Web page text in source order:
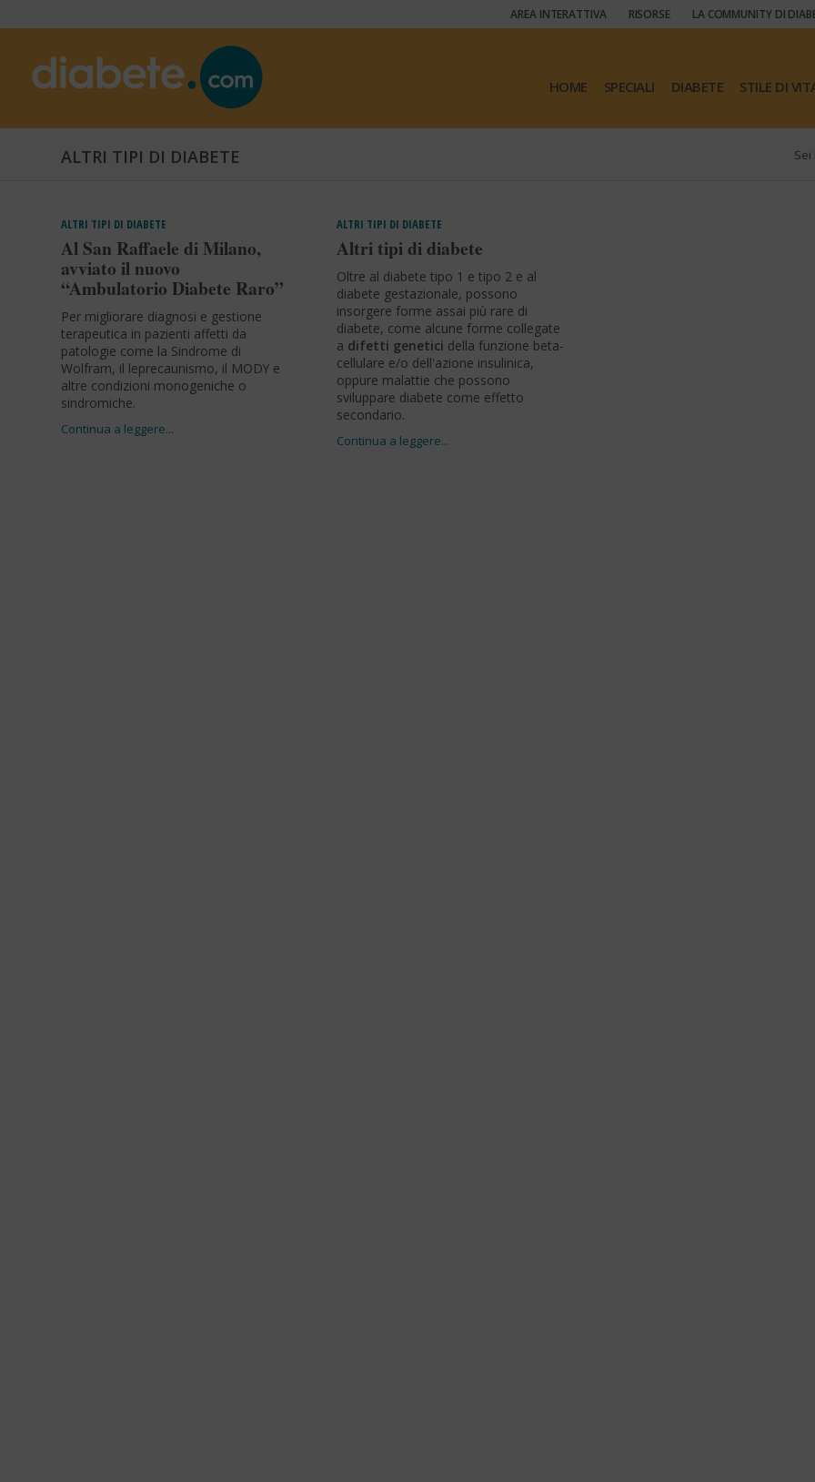
AREA INTERATTIVA RISORSE LA COMMUNITY DI
HOME SPECIALI DIABETE STILE DI
ALTRI TIPI DI DIABETE Sei
ALTRI TIPI DI DIABETE
Al San Raffaele di Milano,
avviato il nuovo
“Ambulatorio Diabete Raro”
Per migliorare diagnosi e gestione
terapeutica in pazienti affetti da
patologie come la Sindrome di
Wolfram, il leprecaunismo, il MODY e
altre condizioni monogeniche o
sindromiche.
ALTRI TIPI DI DIABETE
Altri tipi di diabete
Oltre al diabete tipo 1 e tipo 2 e al
diabete gestazionale, possono
insorgere forme assai più rare di
diabete, come alcune forme collegate
a difetti genetici della funzione beta-
cellulare e/o dell'azione insulinica,
oppure malattie che possono
sviluppare diabete come effetto
secondario.